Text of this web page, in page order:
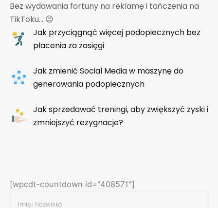
Bez wydawania fortuny na reklamę i tańczenia na
TikToku… 😉
Jak przyciągnąć więcej podopiecznych bez
płacenia za zasięgi
Jak zmienić Social Media w maszynę do
generowania podopiecznych
Jak sprzedawać treningi, aby zwiększyć zyski i
zmniejszyć rezygnacje?
[wpcdt-countdown id="408571"]